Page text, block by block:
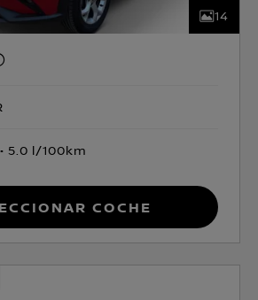
14
5.0 l/100km
coche